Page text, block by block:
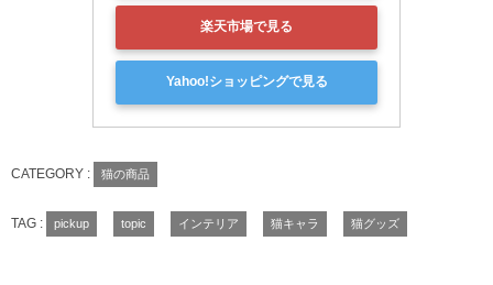
楽天市場で見る
Yahoo!ショッピングで見る
CATEGORY : 猫の商品
TAG : pickup topic インテリア 猫キャラ 猫グッズ